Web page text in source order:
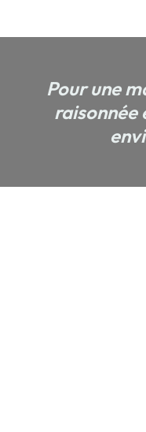
Pour une
raisonnée